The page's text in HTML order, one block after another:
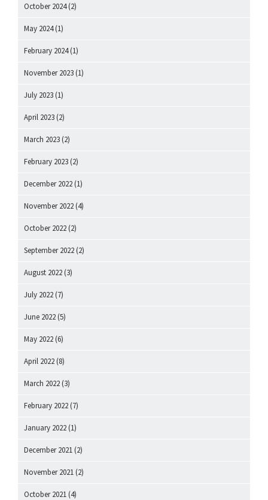
October 2024(2)
May 2024(1)
February 2024(1)
November 2023 (1)
July 2023 (1)
April 2023 (2)
March 2023 (2)
February 2023 (2)
December 2022 (1)
November 2022 (4)
October 2022 (2)
September 2022 (2)
August 2022 (3)
July 2022 (7)
June 2022 (5)
May 2022 (6)
April 2022 (8)
March 2022 (3)
February 2022 (7)
January 2022 (1)
December 2021 (2)
November 2021 (2)
October 2021 (4)